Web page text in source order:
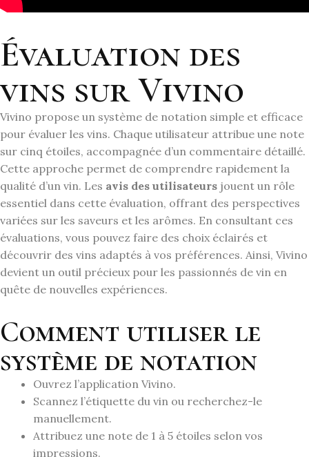
Évaluation des
vins sur Vivino
Vivino propose un système de notation simple et efficace
pour évaluer les vins. Chaque utilisateur attribue une note
sur cinq étoiles, accompagnée d’un commentaire détaillé.
Cette approche permet de comprendre rapidement la
qualité d’un vin. Les avis des utilisateurs jouent un rôle
essentiel dans cette évaluation, offrant des perspectives
variées sur les saveurs et les arômes. En consultant ces
évaluations, vous pouvez faire des choix éclairés et
découvrir des vins adaptés à vos préférences. Ainsi, Vivino
devient un outil précieux pour les passionnés de vin en
quête de nouvelles expériences.
Comment utiliser le
système de notation
Ouvrez l’application Vivino.
Scannez l’étiquette du vin ou recherchez-le
manuellement.
Attribuez une note de 1 à 5 étoiles selon vos
impressions.